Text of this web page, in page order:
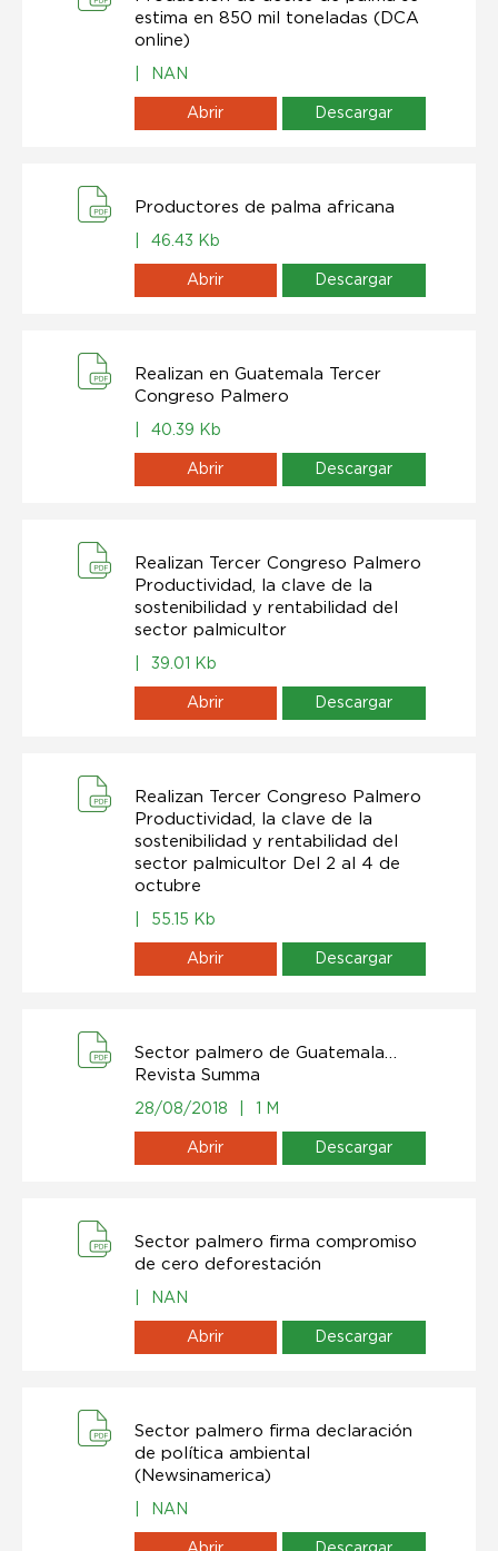
estima en 850 mil toneladas (DCA
online)
NAN
Abrir Descargar
Productores de palma africana
46.43 Kb
Abrir Descargar
Realizan en Guatemala Tercer
Congreso Palmero
40.39 Kb
Abrir Descargar
Realizan Tercer Congreso Palmero
Productividad, la clave de la
sostenibilidad y rentabilidad del
sector palmicultor
39.01 Kb
Abrir Descargar
Realizan Tercer Congreso Palmero
Productividad, la clave de la
sostenibilidad y rentabilidad del
sector palmicultor Del 2 al 4 de
octubre
55.15 Kb
Abrir Descargar
Sector palmero de Guatemala…
Revista Summa
28/08/2018 1 M
Abrir Descargar
Sector palmero firma compromiso
de cero deforestación
NAN
Abrir Descargar
Sector palmero firma declaración
de política ambiental
(Newsinamerica)
NAN